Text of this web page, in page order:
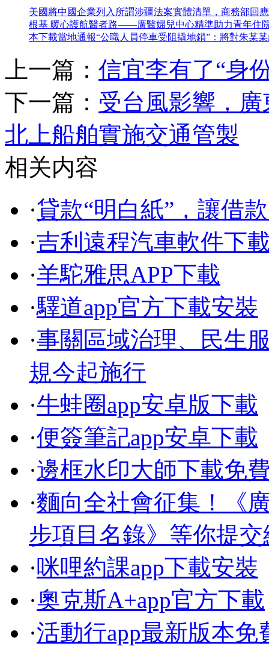
美國將中國企業列入所謂涉疆法案實體清單，商務部回應
根基 暖心護航醫者路——廣醫婦兒中心精準助力青年住
本下載當地通報“公職人員停車受阻撬地鎖”：將對朱某
上一篇： 信宜李有了“身
下一篇： 受台風影響，
北上船舶實施交通管製
相关内容
·貸款“明白紙”，讓借
·吉利遠程汽車軟件下
·羊駝雅思APP下載
·驛道app官方下載安裝
·事關區域治理、民生
規今起施行
·牛蛙圈app安卓版下載
·便簽筆記app安卓下載
·邊框水印大師下載免
·麵向全社會征集！《
步項目名錄》等你提
·咪哩約課app下載安裝
·奧克斯A+app官方下載
·活動行app最新版本免